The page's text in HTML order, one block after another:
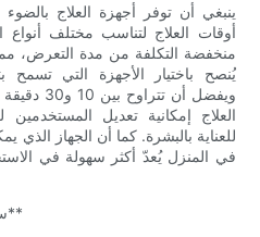
ينبغي أن توفر أجهزة العلاج
أوقات العلاج لتناسب مختلف أنواع
منخفضة التكلفة من مدة التعرض، مما
يُنصح باختيار الأجهزة التي تسمح
ويفضل أن
العلاج إمكانية تعديل المستخدمين
للعناية بالبشرة. كما أن الجهاز
في المنزل يُعدّ أكثر سهولة في
#### 4. **سهولة الحمل والحجم**